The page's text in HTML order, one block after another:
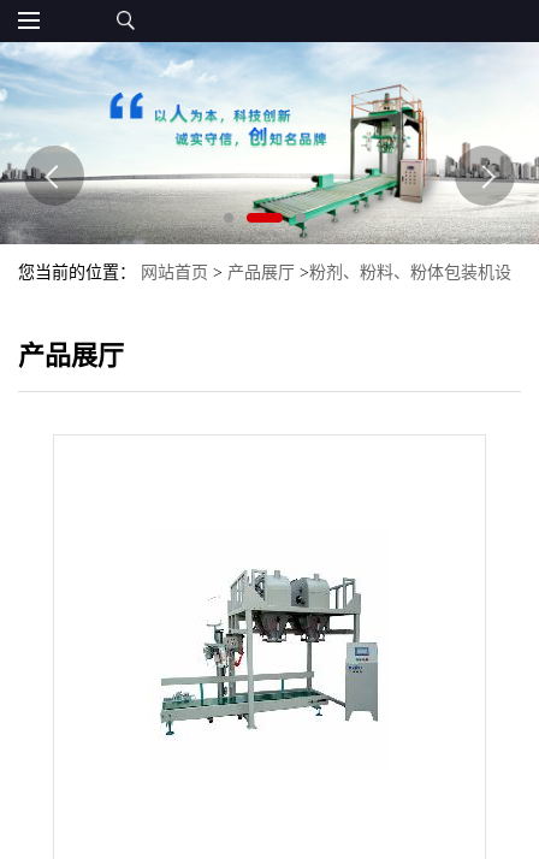
您当前的位置： 网站首页 > 产品展厅 >粉剂、粉料、粉体包装机设
产品展厅